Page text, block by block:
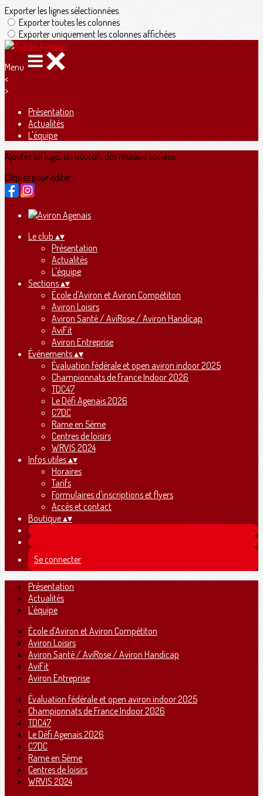
Exporter les lignes sélectionnées
Exporter toutes les colonnes
Exporter uniquement les colonnes affichées
Menu
<
>
Présentation
Actualités
L'équipe
Ajoutez un logo, un bouton, des réseaux sociaux
Cliquez pour éditer
Le club ▴▾
Présentation
Actualités
L'équipe
Sections▴▾
École d'Aviron et Aviron Compétiton
Aviron Loisirs
Aviron Santé / AviRose / Aviron Handicap
AviFit
Aviron Entreprise
Événements▴▾
Évaluation fédérale et open aviron indoor 2025
Championnats de France Indoor 2026
TDC47
Le Défi Agenais 2026
C7DC
Rame en 5ème
Centres de loisirs
WRVIS 2024
Infos utiles▴▾
Horaires
Tarifs
Formulaires d'inscriptions et flyers
Accès et contact
Boutique▴▾
Se connecter
Présentation
Actualités
L'équipe
École d'Aviron et Aviron Compétiton
Aviron Loisirs
Aviron Santé / AviRose / Aviron Handicap
AviFit
Aviron Entreprise
Évaluation fédérale et open aviron indoor 2025
Championnats de France Indoor 2026
TDC47
Le Défi Agenais 2026
C7DC
Rame en 5ème
Centres de loisirs
WRVIS 2024